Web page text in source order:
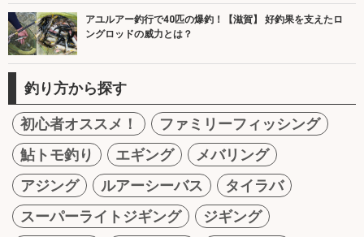
アユルアー釣行で40匹の爆釣！【滋賀】 好釣果を支えたロ
ングロッドの威力とは？
釣り方から探す
初心者オススメ！
ファミリーフィッシング
鮎トモ釣り
エギング
メバリング
アジング
ルアーシーバス
タイラバ
スーパーライトジギング
ジギング